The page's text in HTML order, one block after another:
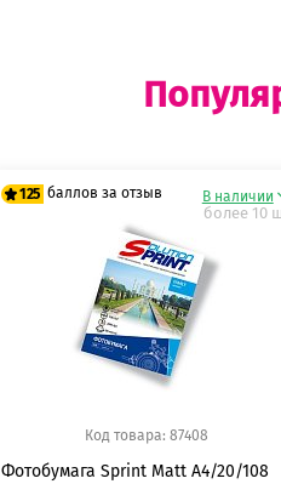
125 баллов за отзыв
125 баллов
125 баллов
В наличии
более 10
Код товара: 87408
Фотобумага Sprint Matt A4/20/108